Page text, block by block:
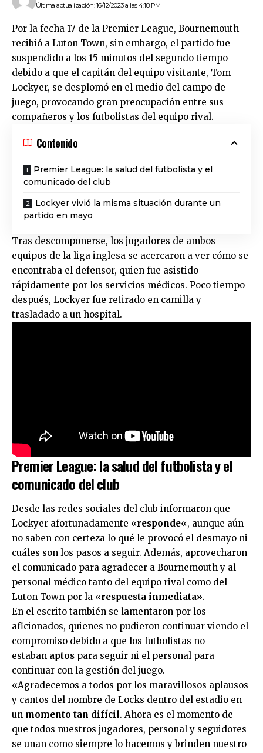
Última actualización: 16/12/2023 a las 4:18 PM
Por la fecha 17 de la Premier League, Bournemouth
recibió a Luton Town, sin embargo, el partido fue
suspendido a los 15 minutos del segundo tiempo
debido a que el capitán del equipo visitante, Tom
Lockyer, se desplomó en el medio del campo de
juego, provocando gran preocupación entre sus
compañeros y los futbolistas del equipo rival.
Contenido
Premier League: la salud del futbolista y el
comunicado del club
Lockyer vivió la misma situación durante un
partido en mayo
Tras descomponerse, los jugadores de ambos
equipos de la liga inglesa se acercaron a ver cómo se
encontraba el defensor, quien fue asistido
rápidamente por los servicios médicos. Poco tiempo
después, Lockyer fue retirado en camilla y
trasladado a un hospital.
Premier League: la salud del futbolista y el
comunicado del club
Desde las redes sociales del club informaron que
Lockyer afortunadamente «responde«, aunque aún
no saben con certeza lo qué le provocó el desmayo ni
cuáles son los pasos a seguir. Además, aprovecharon
el comunicado para agradecer a Bournemouth y al
personal médico tanto del equipo rival como del
Luton Town por la «respuesta inmediata».
En el escrito también se lamentaron por los
aficionados, quienes no pudieron continuar viendo el
compromiso debido a que los futbolistas no
estaban aptos para seguir ni el personal para
continuar con la gestión del juego.
«Agradecemos a todos por los maravillosos aplausos
y cantos del nombre de Locks dentro del estadio en
un momento tan difícil. Ahora es el momento de
que todos nuestros jugadores, personal y seguidores
se unan como siempre lo hacemos y brinden nuestro